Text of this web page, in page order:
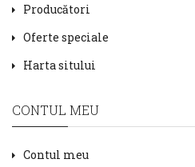
Producători
Oferte speciale
Harta sitului
CONTUL MEU
Contul meu